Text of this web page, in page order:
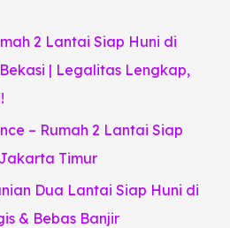
2 Lantai Siap Huni di
| Legalitas Lengkap,
– Rumah 2 Lantai Siap
Timur
Dua Lantai Siap Huni di
& Bebas Banjir